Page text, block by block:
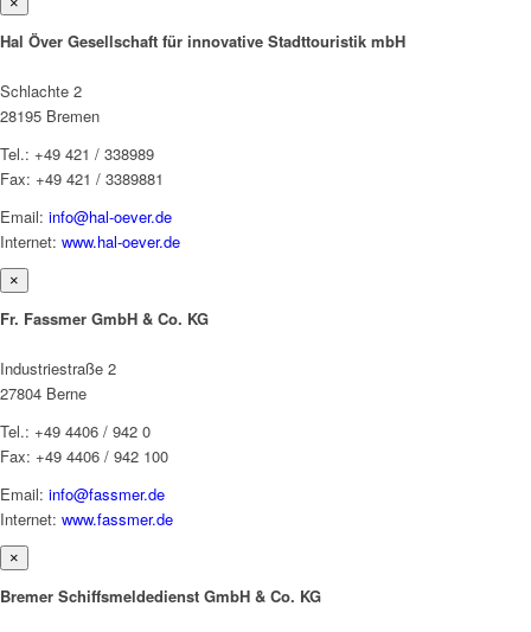
Hal Över Gesellschaft für innovative Stadttouristik mbH
Schlachte 2
28195 Bremen
Tel.: +49 421 / 338989
Fax: +49 421 / 3389881
Email: info@hal-oever.de
Internet: www.hal-oever.de
×
Fr. Fassmer GmbH & Co. KG
Industriestraße 2
27804 Berne
Tel.: +49 4406 / 942 0
Fax: +49 4406 / 942 100
Email: info@fassmer.de
Internet: www.fassmer.de
×
Bremer Schiffsmeldedienst GmbH & Co. KG